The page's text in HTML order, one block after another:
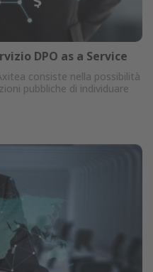
DPO as a Service
consiste nella possibilità
pubbliche di individuare